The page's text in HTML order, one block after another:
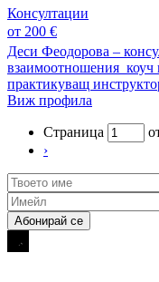
Консултации
от 200 €
Деси Феодорова –
взаимоотношения коуч
практикуващ
Виж профила
Страница
›